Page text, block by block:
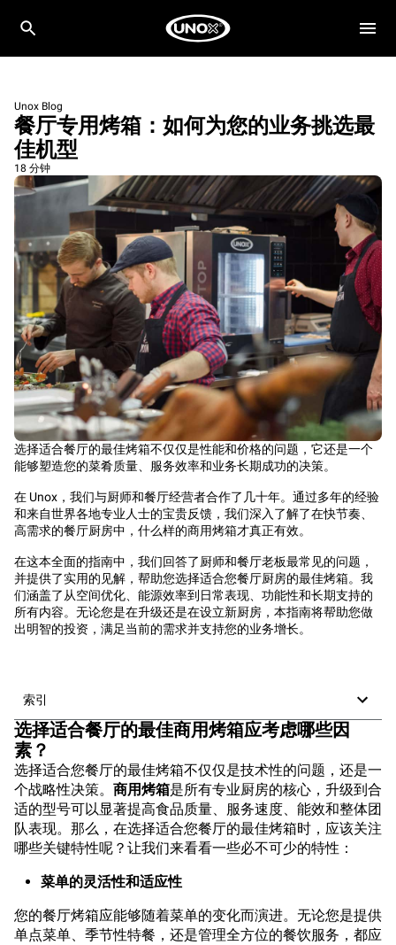
Unox Blog
餐厅专用烤箱：如何为您的业务挑选最
佳机型
18 分钟
选择适合餐厅的最佳烤箱不仅仅是性能和价格的问题，它还是一个
能够塑造您的菜肴质量、服务效率和业务长期成功的决策。
在 Unox，我们与厨师和餐厅经营者合作了几十年。通过多年的经验
和来自世界各地专业人士的宝贵反馈，我们深入了解了在快节奏、
高需求的餐厅厨房中，什么样的商用烤箱才真正有效。
在这本全面的指南中，我们回答了厨师和餐厅老板最常见的问题，
并提供了实用的见解，帮助您选择适合您餐厅厨房的最佳烤箱。我
们涵盖了从空间优化、能源效率到日常表现、功能性和长期支持的
所有内容。无论您是在升级还是在设立新厨房，本指南将帮助您做
出明智的投资，满足当前的需求并支持您的业务增长。
索引
选择适合餐厅的最佳商用烤箱应考虑哪些因
素？
选择适合您餐厅的最佳烤箱不仅仅是技术性的问题，还是一
个战略性决策。 商用烤箱是所有专业厨房的核心，升级到合
适的型号可以显著提高食品质量、服务速度、能效和整体团
队表现。那么，在选择适合您餐厅的最佳烤箱时，应该关注
哪些关键特性呢？让我们来看看一些必不可少的特性：
菜单的灵活性和适应性
您的餐厅烤箱应能够随着菜单的变化而演进。无论您是提供
单点菜单、季节性特餐，还是管理全方位的餐饮服务，都应